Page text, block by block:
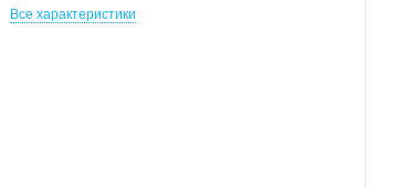
Все характеристики